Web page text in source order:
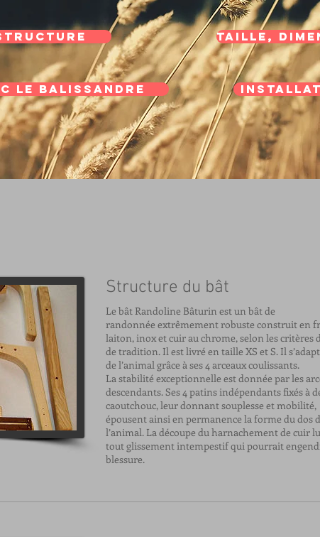
le balissandre
Taille,
Structure du bât
Le bât Randoline Bâturin est un bât de
randonnée extrêmement robuste construit en
laiton, inox et cuir au chrome, selon les critères
de tradition. Il est livré en taille XS et S. Il
de l’animal grâce à ses 4 arceaux coulissants.
La stabilité exceptionnelle est donnée par les
descendants. Ses 4 patins indépendants fixés à
caoutchouc, leur donnant souplesse et mobilité,
épousent ainsi en permanence la forme du dos
l’animal. La découpe du harnachement de cuir
tout glissement intempestif qui pourrait
blessure.